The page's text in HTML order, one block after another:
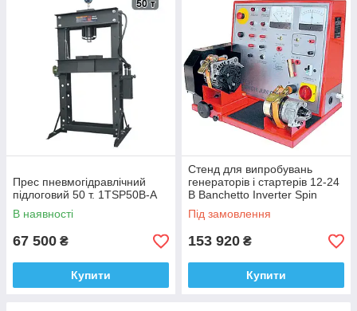
Прес пневмогідравлічний
підлоговий 50 т. 1TSP50B-A
В наявності
67 500 ₴
Купити
Стенд для випробувань
генераторів і стартерів 12-24
В Banchetto Inverter Spin
Під замовлення
153 920 ₴
Купити